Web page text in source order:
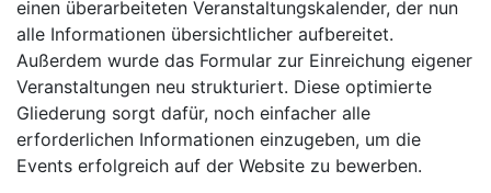
einen überarbeiteten Veranstaltungskalender, der nun
alle Informationen übersichtlicher aufbereitet.
Außerdem wurde das Formular zur Einreichung eigener
Veranstaltungen neu strukturiert. Diese optimierte
Gliederung sorgt dafür, noch einfacher alle
erforderlichen Informationen einzugeben, um die
Events erfolgreich auf der Website zu bewerben.